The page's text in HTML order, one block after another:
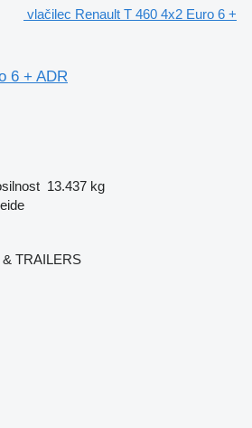
vlačilec Renault T 460 4x2 Euro 6 +
6 + ADR
13.437 kg
TRAILERS